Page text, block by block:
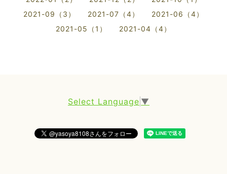
2021-09（3）
2021-07（4）
2021-06（4）
2021-05（1）
2021-04（4）
Select Language ▼